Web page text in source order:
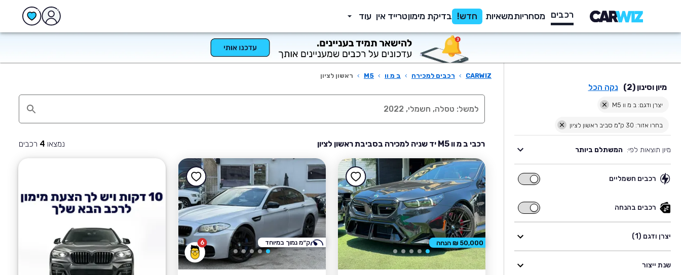
רכבים מסחריותמשאיות חדש! בדיקת מימוןטרייד אין עוד
מיון וסינון (2) נקה הכל
יצרן ודגם: ב מ וו M5
בחרו אזור: 30 ק"מ סביב ראשון לציון
מיון תוצאות לפי: המשתלם ביותר
רכבים חשמליים
רכבים
רכבים בהנחה
רכבים
בהנחה
יצרן ודגם (1)
שנת ייצור
CARWIZ
› רכבים למכירה › ב מ וו ›
M5
› ראשון לציון
רכבי ב מ וו M5 יד שניה למכירה בסביבת ראשון לציון נמצאו 4 רכבים
50,000 ₪ הנחה 6 ק״מ נמוך במיוחד